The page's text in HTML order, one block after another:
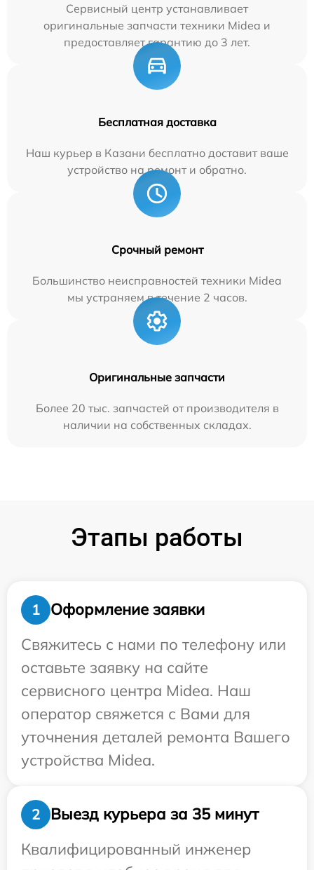
Сервисный центр устанавливает
оригинальные запчасти техники Midea и
предоставляет гарантию до 3 лет.
Бесплатная доставка
Наш курьер в Казани бесплатно доставит ваше
устройство на ремонт и обратно.
Срочный ремонт
Большинство неисправностей техники Midea
мы устраняем в течение 2 часов.
Оригинальные запчасти
Более 20 тыс. запчастей от производителя в
наличии на собственных складах.
Этапы работы
1
Оформление заявки
Свяжитесь с нами по телефону или
оставьте заявку на сайте
сервисного центра Midea. Наш
оператор свяжется с Вами для
уточнения деталей ремонта Вашего
устройства Midea.
2
Выезд курьера за 35 минут
Квалифицированный инженер